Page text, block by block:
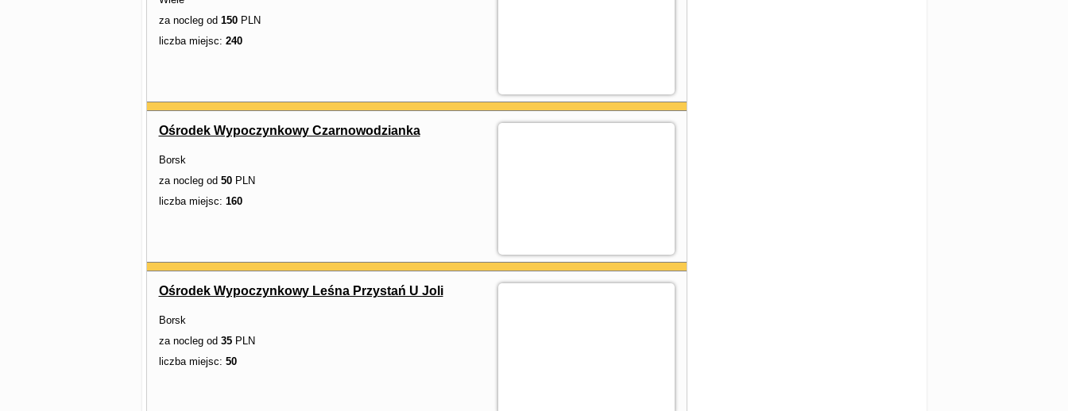
za nocleg od 150PLN
liczba miejsc: 240
Ośrodek Wypoczynkowy Czarnowodzianka
Borsk
za nocleg od 50PLN
liczba miejsc: 160
Ośrodek Wypoczynkowy Leśna Przystań U Joli
Borsk
za nocleg od 35PLN
liczba miejsc: 50